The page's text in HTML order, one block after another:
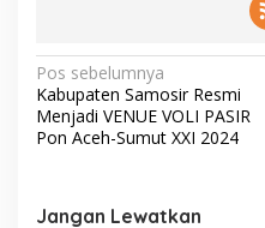
N
a
v
g
Pos sebelumnya
Kabupaten Samosir Resmi
Menjadi VENUE VOLI PASIR
Pon Aceh-Sumut XXI 2024
Jangan Lewatkan